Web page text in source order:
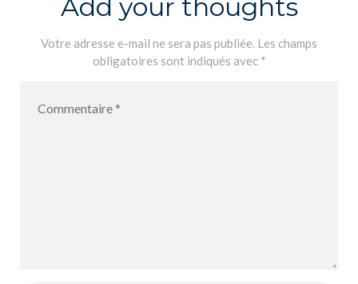
Add your thoughts
Votre adresse e-mail ne sera pas publiée. Les champs
obligatoires sont indiqués avec *